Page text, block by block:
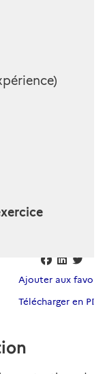
Ajouter aux favoris
Télécharger en PDF